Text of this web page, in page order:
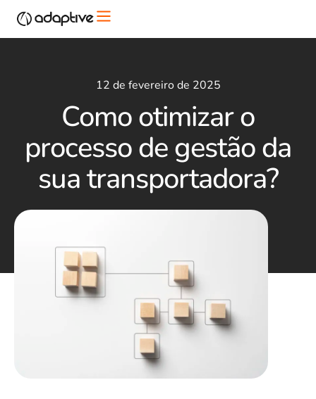
12 de fevereiro de 2025
Como otimizar o
processo de gestão da
sua transportadora?